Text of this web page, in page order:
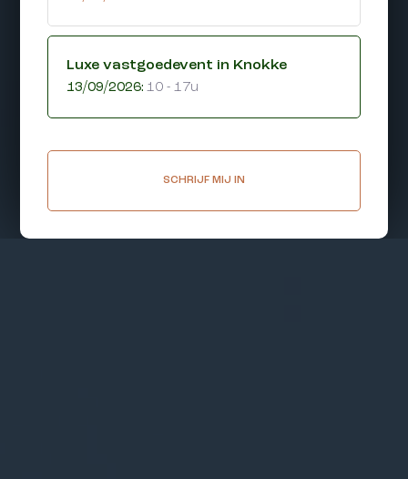
Luxe vastgoedevent in Knokke
13/09/2026:10 - 17u
SCHRIJF MIJ IN